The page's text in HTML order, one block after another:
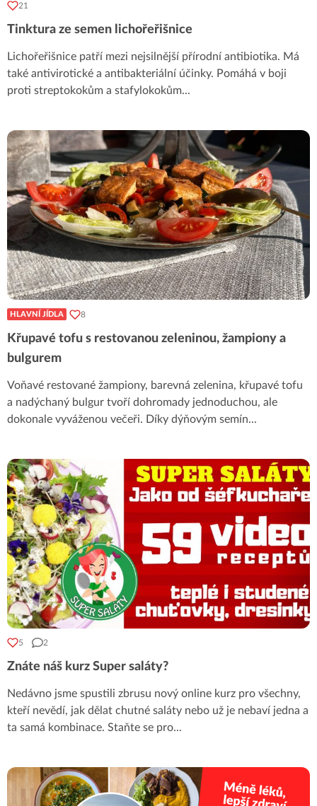
21
Tinktura ze semen lichořeřišnice
Lichořeřišnice patří mezi nejsilnější přírodní antibiotika. Má
také antivirotické a antibakteriální účinky. Pomáhá v boji
proti streptokokům a stafylokokům...
HLAVNÍ JÍDLA 8
Křupavé tofu s restovanou zeleninou, žampiony a
bulgurem
Voňavé restované žampiony, barevná zelenina, křupavé tofu
a nadýchaný bulgur tvoří dohromady jednoduchou, ale
dokonale vyváženou večeři. Díky dýňovým semín...
5 2
Znáte náš kurz Super saláty?
Nedávno jsme spustili zbrusu nový online kurz pro všechny,
kteří nevědí, jak dělat chutné saláty nebo už je nebaví jedna a
ta samá kombinace. Staňte se pro...